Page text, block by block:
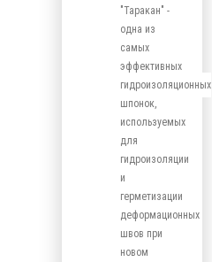
"Таракан" -
одна из
самых
эффективных
гидроизоляционных
шпонок,
используемых
для
гидроизоляции
и
герметизации
деформационных
швов при
новом